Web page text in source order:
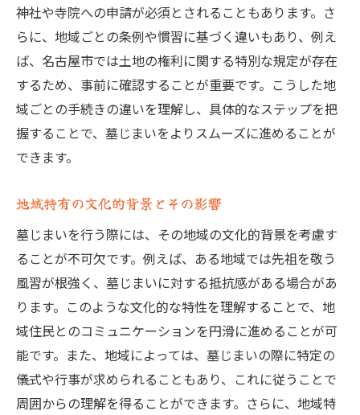
神社や寺院への申請が必須とされることもあります。さ
らに、地域ごとの条例や慣習に基づく違いもあり、例え
ば、名古屋市では土地の権利に関する特別な規定が存在
するため、事前に確認することが重要です。こうした地
域ごとの手続きの違いを理解し、具体的なステップを把
握することで、墓じまいをよりスムーズに進めることが
できます。
地域特有の文化的背景とその影響
墓じまいを行う際には、その地域の文化的背景を考慮す
ることが不可欠です。例えば、ある地域では先祖を敬う
風習が根強く、墓じまいに対する抵抗感がある場合があ
ります。このような文化的な特性を理解することで、地
域住民とのコミュニケーションを円滑に進めることが可
能です。また、地域によっては、墓じまいの際に特定の
儀式や行事が求められることもあり、これに従うことで
周囲からの理解を得ることができます。さらに、地域特